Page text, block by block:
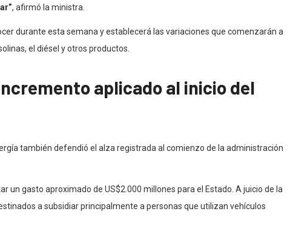
, afirmó la ministra.
durante esta semana y establecerá las variaciones que comenzarán a
el diésel y otros productos.
aplicado al inicio del
también defendió el alza registrada al comienzo de la administración
un gasto aproximado de US$2.000 millones para el Estado. A juicio de la
a subsidiar principalmente a personas que utilizan vehículos